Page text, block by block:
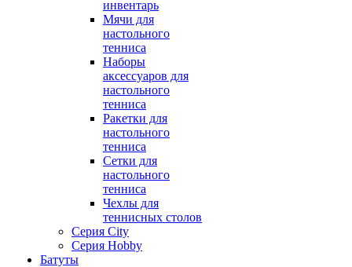
инвентарь
Мячи для
настольного
тенниса
Наборы
аксессуаров для
настольного
тенниса
Ракетки для
настольного
тенниса
Сетки для
настольного
тенниса
Чехлы для
теннисных столов
Серия City
Серия Hobby
Батуты